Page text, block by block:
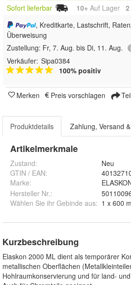
Sofort lieferbar 10+ Auf Lager 2
, Kreditkarte, Lastschrift,
Überweisung
Zustellung: Fr, 7. Aug. bis Di, 11. Aug.
Verkäufer: Sipa0384
100% positiv
Merken Preis vorschlagen
Produktdetails Zahlung, Versand
Artikelmerkmale
Zustand:
Neu
GTIN / EAN:
Marke:
Hersteller Nr.:
Wählen Sie ihr Gebinde aus: 1 x 600
Kurzbeschreibung
Elaskon 2000 ML dient als temporärer
metallischen Oberflächen
Hohlraumkonservierung und für land-